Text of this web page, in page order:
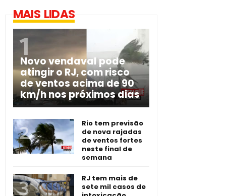
MAIS LIDAS
Novo vendaval pode
atingir o RJ, com risco
de ventos acima de 90
km/h nos próximos dias
Rio tem previsão
de nova rajadas
de ventos fortes
neste final de
semana
RJ tem mais de
sete mil casos de